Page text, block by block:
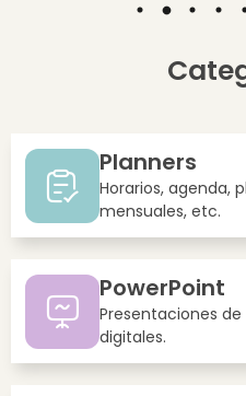
Planners
Horarios, agenda,
mensuales, etc.
PowerPoint
Presentaciones
digitales.